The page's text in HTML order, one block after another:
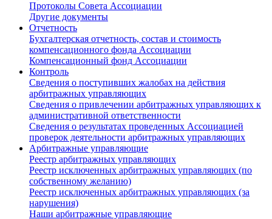
Протоколы Совета Ассоциации
Другие документы
Отчетность
Бухгалтерская отчетность, состав и стоимость
компенсационного фонда Ассоциации
Компенсационный фонд Ассоциации
Контроль
Сведения о поступивших жалобах на действия
арбитражных управляющих
Сведения о привлечении арбитражных управляющих к
административной ответственности
Сведения о результатах проведенных Ассоциацией
проверок деятельности арбитражных управляющих
Арбитражные управляющие
Реестр арбитражных управляющих
Реестр исключенных арбитражных управляющих (по
собственному желанию)
Реестр исключенных арбитражных управляющих (за
нарушения)
Наши арбитражные управляющие